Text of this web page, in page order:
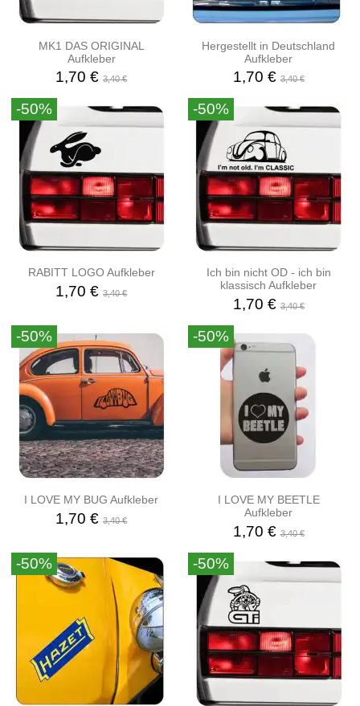
MK1 DAS ORIGINAL
Aufkleber
1,70 €3,40 €
Hergestellt in Deutschland
Aufkleber
1,70 €3,40 €
-50%
RABITT LOGO Aufkleber
1,70 €3,40 €
-50%
Ich bin nicht OD - ich bin
klassisch Aufkleber
1,70 €3,40 €
-50%
I LOVE MY BUG Aufkleber
1,70 €3,40 €
-50%
I LOVE MY BEETLE
Aufkleber
1,70 €3,40 €
-50% -50%